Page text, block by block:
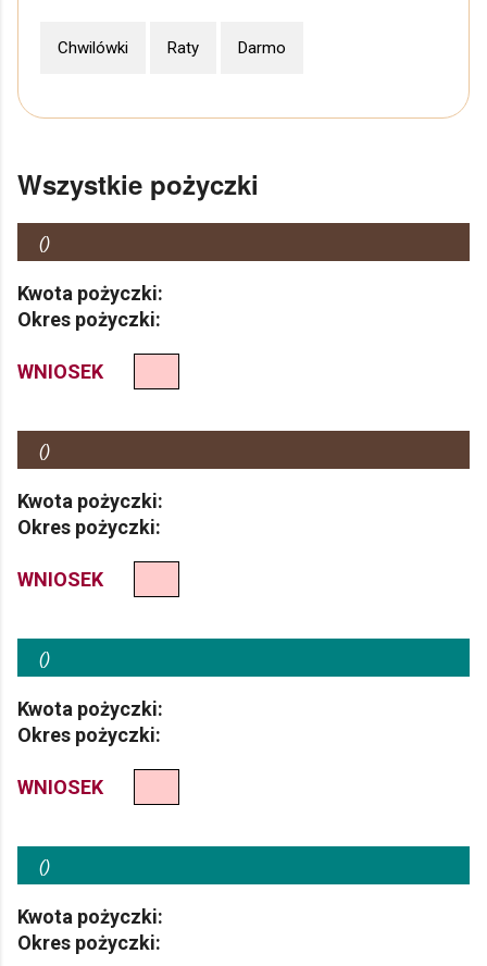
Chwilówki Raty Darmo
Wszystkie pożyczki
()
Kwota pożyczki:
Okres pożyczki:
WNIOSEK
()
Kwota pożyczki:
Okres pożyczki:
WNIOSEK
()
Kwota pożyczki:
Okres pożyczki:
WNIOSEK
()
Kwota pożyczki:
Okres pożyczki: